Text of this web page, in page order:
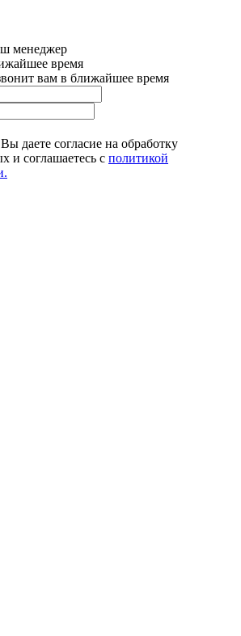
менеджер
время
вам в ближайшее время
даете согласие на обработку
и соглашаетесь с политикой